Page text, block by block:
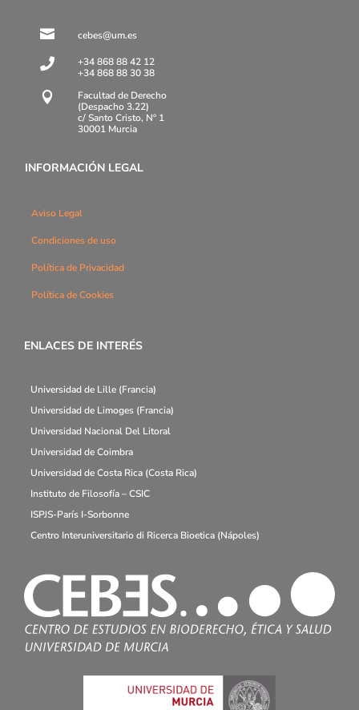
 cebes@um.es

+34 868 88 42 12
+34 868 88 30 38

Facultad de Derecho
(Despacho 3.22)
c/ Santo Cristo, Nº 1
30001 Murcia
INFORMACIÓN LEGAL
Aviso Legal
Condiciones de uso
Política de Privacidad
Política de Cookies
ENLACES DE INTERÉS
Universidad de Lille (Francia)
Universidad de Limoges (Francia)
Universidad Nacional Del Litoral
Universidad de Coimbra
Universidad de Costa Rica (Costa Rica)
Instituto de Filosofía – CSIC
ISPJS-París I-Sorbonne
Centro Interuniversitario di Ricerca Bioetica (Nápoles)